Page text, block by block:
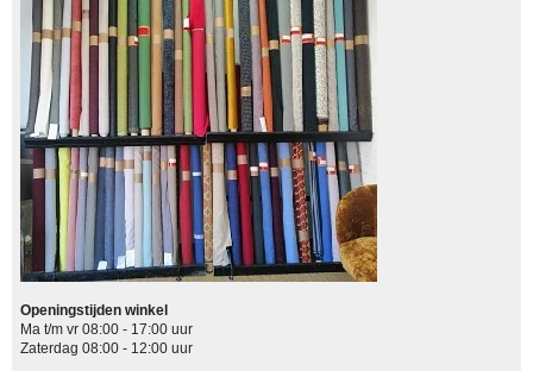
Openingstijden winkel
Ma t/m vr 08:00 - 17:00 uur
Zaterdag 08:00 - 12:00 uur